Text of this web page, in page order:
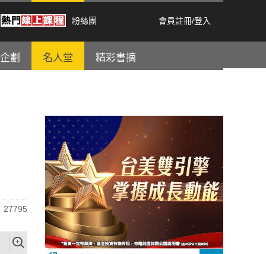
粉絲團 會員註冊/登入
劃 名人堂 精彩書摘
27795